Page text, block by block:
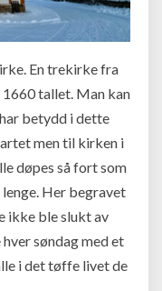
En trekirke fra
tallet. Man kan
betydd i dette
men til kirken i
døpes så fort som
Her begravet
ikke ble slukt av
søndag med et
i det tøffe livet de